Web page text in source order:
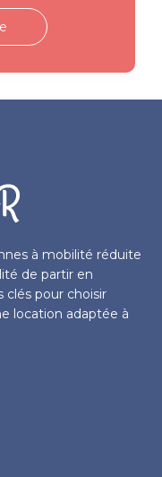
à mobilité réduite
de partir en
clés pour choisir
location adaptée à